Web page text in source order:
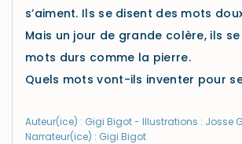
s’aiment. Ils se disent des mots
Mais un jour de grande colère, ils
mots durs comme la pierre.
Quels mots vont-ils inventer pour
Auteur(ice) : Gigi Bigot - Illustrations : Josse
Narrateur(ice) : Gigi Bigot